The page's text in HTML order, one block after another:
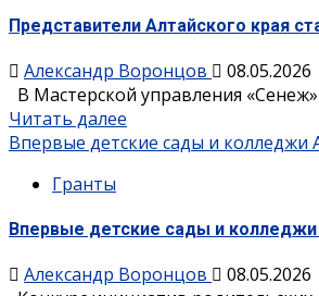
Представители Алтайского края
Александр Воронцов
08.05.2026
В Мастерской управления
Читать далее
Впервые детские сады и колледжи
Гранты
Впервые детские сады и колледжи
Александр Воронцов
08.05.2026